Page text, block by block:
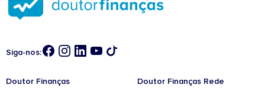
Siga-nos:
Doutor Finanças Doutor Finanças Rede